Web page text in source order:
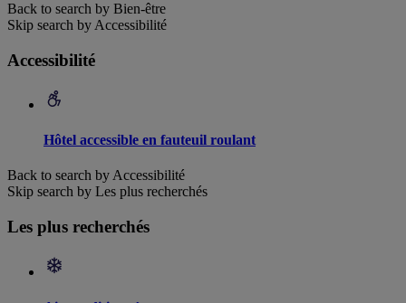
Back to search by Bien-être
Skip search by Accessibilité
Accessibilité
Hôtel accessible en fauteuil roulant
Back to search by Accessibilité
Skip search by Les plus recherchés
Les plus recherchés